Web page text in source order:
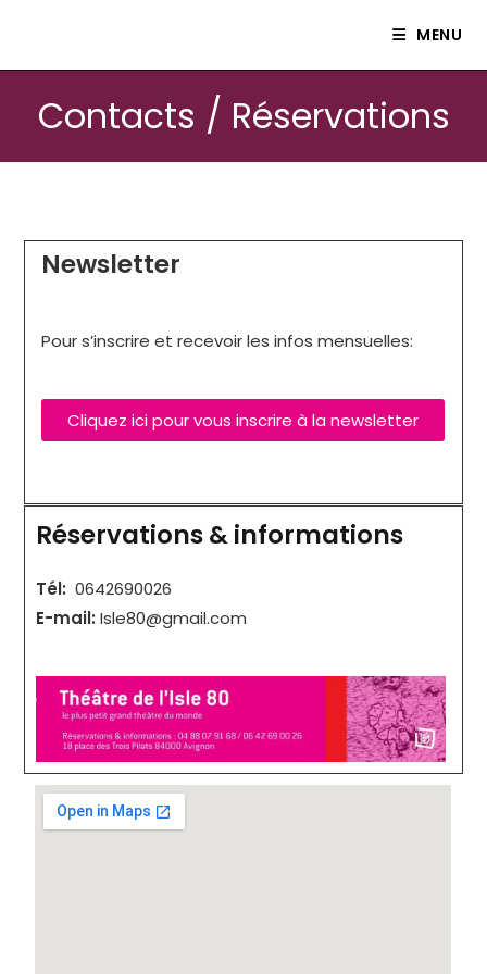
MENU
Contacts / Réservations
Newsletter
Pour s’inscrire et recevoir les infos mensuelles:
Cliquez ici pour vous inscrire à la newsletter
Réservations & informations
Tél: 0642690026
E-mail:Isle80@gmail.com